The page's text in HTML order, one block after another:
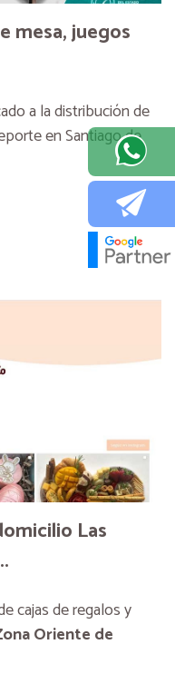
mesa, juegos
a la distribución de
en Santiago de
Las
cajas de regalos y
Oriente de